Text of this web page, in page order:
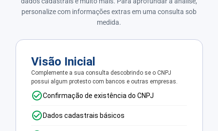
personalize com informações extras em uma consulta sob
medida.
Visão Inicial
Complemente a sua consulta descobrindo se o CNPJ
possui algum protesto com bancos e outras empresas.
Confirmação de existência do CNPJ
Dados cadastrais básicos